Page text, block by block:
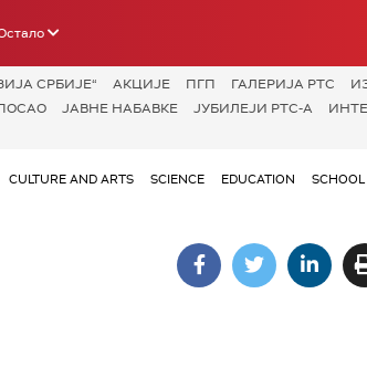
СРБИЈЕ“ АКЦИЈЕ ПГП ГАЛЕРИЈА РТС
ЈАВНЕ НАБАВКЕ ЈУБИЛЕЈИ РТС-А
CULTURE AND ARTS SCIENCE EDUCATION SCHOOL